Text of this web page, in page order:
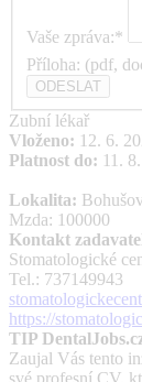
Vaše zpráva:*
Příloha: (pdf,
Zubní lékař
Vloženo: 12. 6.
Platnost do: 11.
Lokalita:
Mzda: 100000
Kontakt
Stomatologické
Tel.: 737149943
https://
TIP
Zaujal Vás tento